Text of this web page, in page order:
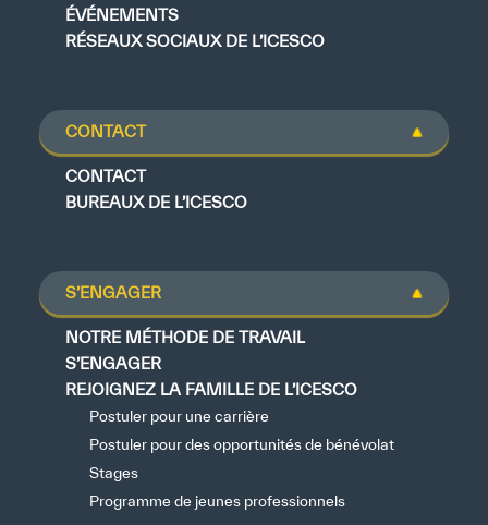
ÉVÉNEMENTS
RÉSEAUX SOCIAUX DE L’ICESCO
CONTACT
CONTACT
BUREAUX DE L’ICESCO
S’ENGAGER
NOTRE MÉTHODE DE TRAVAIL
S’ENGAGER
REJOIGNEZ LA FAMILLE DE L’ICESCO
Postuler pour une carrière
Postuler pour des opportunités de bénévolat
Stages
Programme de jeunes professionnels